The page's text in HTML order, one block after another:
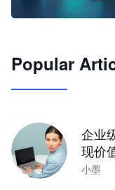
JimoClaw 桌面
Popular
企业
现价
小墨